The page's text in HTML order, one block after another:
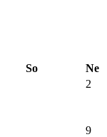
So
Ne
2
9